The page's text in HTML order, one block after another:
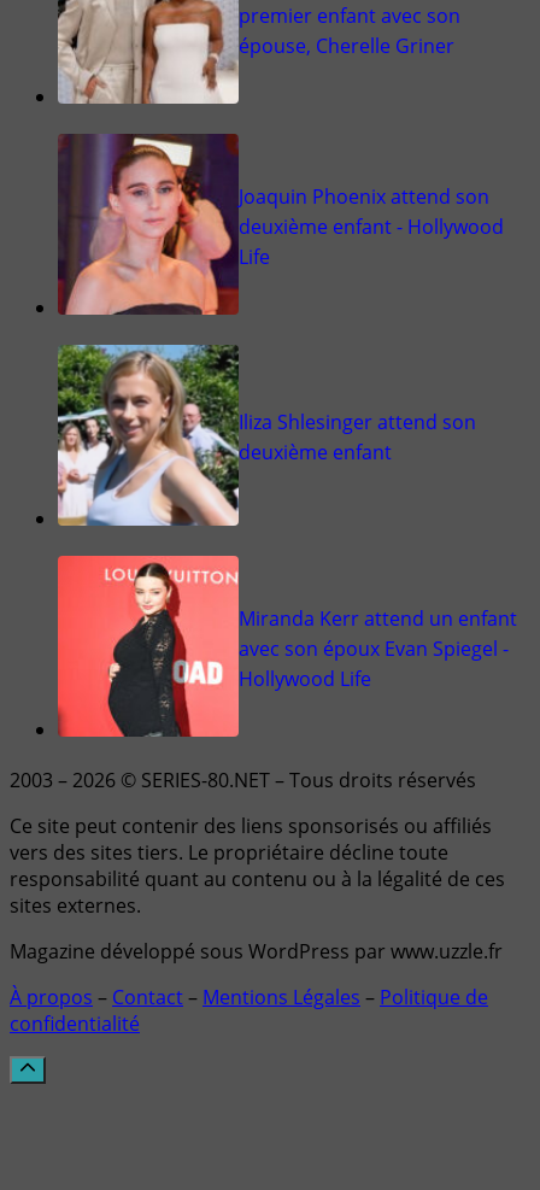
premier enfant avec son
épouse, Cherelle Griner
Joaquin Phoenix attend son
deuxième enfant - Hollywood
Life
Iliza Shlesinger attend son
deuxième enfant
Miranda Kerr attend un enfant
avec son époux Evan Spiegel -
Hollywood Life
2003 – 2026 © SERIES-80.NET – Tous droits réservés
Ce site peut contenir des liens sponsorisés ou affiliés
vers des sites tiers. Le propriétaire décline toute
responsabilité quant au contenu ou à la légalité de ces
sites externes.
Magazine développé sous WordPress par www.uzzle.fr
À propos – Contact– Mentions Légales – Politique de
confidentialité